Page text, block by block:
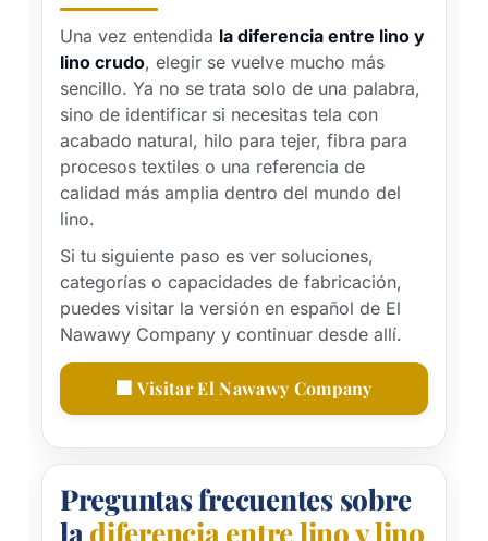
Una vez entendida la diferencia entre lino y
lino crudo, elegir se vuelve mucho más
sencillo. Ya no se trata solo de una palabra,
sino de identificar si necesitas tela con
acabado natural, hilo para tejer, fibra para
procesos textiles o una referencia de
calidad más amplia dentro del mundo del
lino.
Si tu siguiente paso es ver soluciones,
categorías o capacidades de fabricación,
puedes visitar la versión en español de El
Nawawy Company y continuar desde allí.
🏢 Visitar El Nawawy Company
Preguntas frecuentes sobre
ladiferencia entre lino y lino